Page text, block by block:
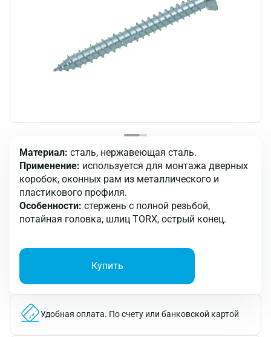
Материал: сталь, нержавеющая сталь.
Применение: используется для монтажа дверных
коробок, оконных рам из металлического и
пластикового профиля.
Особенности: стержень с полной резьбой,
потайная головка, шлиц TORX, острый конец.
Купить
Удобная оплата. По счету или банковской картой